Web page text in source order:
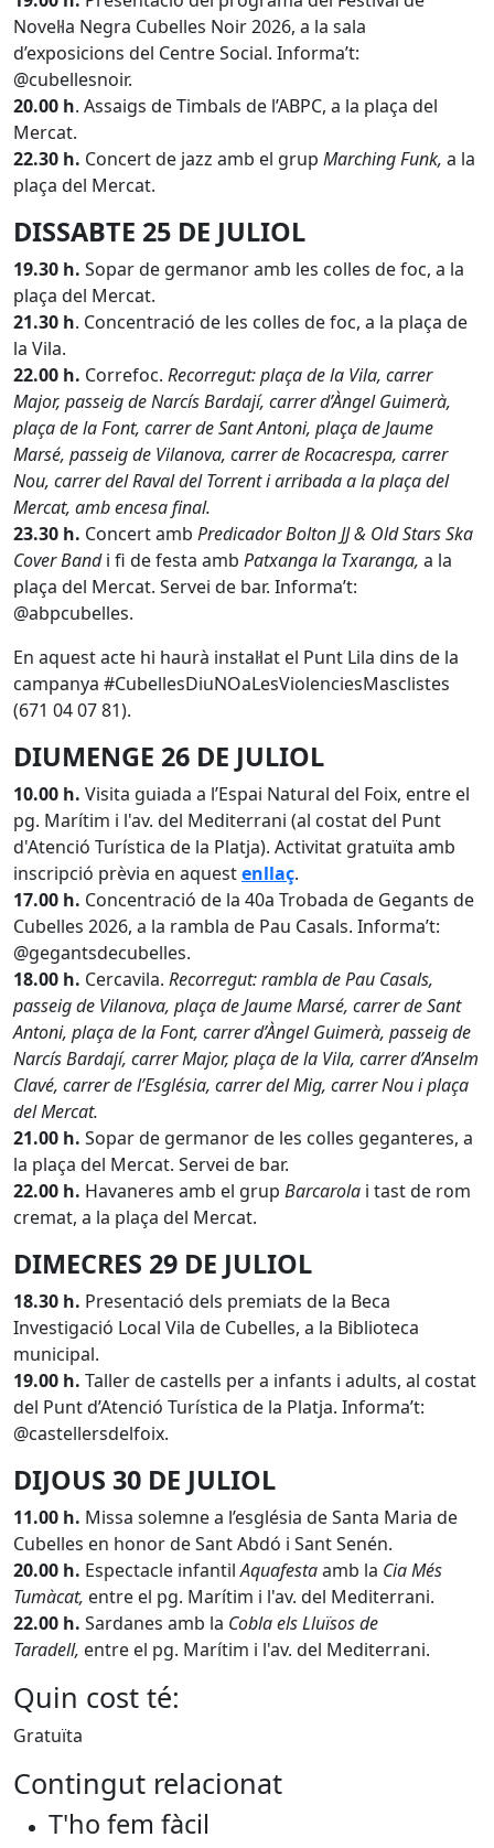
Novel·la Negra Cubelles Noir 2026, a la sala
d’exposicions del Centre Social. Informa’t:
@cubellesnoir.
20.00 h. Assaigs de Timbals de l’ABPC, a la plaça del
Mercat.
22.30 h. Concert de jazz amb el grup Marching Funk, a la
plaça del Mercat.
DISSABTE 25 DE JULIOL
19.30 h. Sopar de germanor amb les colles de foc, a la
plaça del Mercat.
21.30 h. Concentració de les colles de foc, a la plaça de
la Vila.
22.00 h. Correfoc. Recorregut: plaça de la Vila, carrer
Major, passeig de Narcís Bardají, carrer d’Àngel Guimerà,
plaça de la Font, carrer de Sant Antoni, plaça de Jaume
Marsé, passeig de Vilanova, carrer de Rocacrespa, carrer
Nou, carrer del Raval del Torrent i arribada a la plaça del
Mercat, amb encesa final.
23.30 h. Concert amb Predicador Bolton JJ & Old Stars Ska
Cover Bandi fi de festa amb Patxanga la Txaranga, a la
plaça del Mercat. Servei de bar. Informa’t:
@abpcubelles.
En aquest acte hi haurà instal·lat el Punt Lila dins de la
campanya #CubellesDiuNOaLesViolenciesMasclistes
(671 04 07 81).
DIUMENGE 26 DE JULIOL
10.00 h. Visita guiada a l’Espai Natural del Foix, entre el
pg. Marítim i l'av. del Mediterrani (al costat del Punt
d'Atenció Turística de la Platja). Activitat gratuïta amb
inscripció prèvia en aquestenllaç.
17.00 h. Concentració de la 40a Trobada de Gegants de
Cubelles 2026, a la rambla de Pau Casals. Informa’t:
@gegantsdecubelles.
18.00 h. Cercavila. Recorregut: rambla de Pau Casals,
passeig de Vilanova, plaça de Jaume Marsé, carrer de Sant
Antoni, plaça de la Font, carrer d’Àngel Guimerà, passeig de
Narcís Bardají, carrer Major, plaça de la Vila, carrer d’Anselm
Clavé, carrer de l’Església, carrer del Mig, carrer Nou i plaça
del Mercat.
21.00 h. Sopar de germanor de les colles geganteres, a
la plaça del Mercat. Servei de bar.
22.00 h. Havaneres amb el grup Barcarola i tast de rom
cremat, a la plaça del Mercat.
DIMECRES 29 DE JULIOL
18.30 h. Presentació dels premiats de la Beca
Investigació Local Vila de Cubelles, a la Biblioteca
municipal.
19.00 h. Taller de castells per a infants i adults, al costat
del Punt d’Atenció Turística de la Platja. Informa’t:
@castellersdelfoix.
DIJOUS 30 DE JULIOL
11.00 h. Missa solemne a l’església de Santa Maria de
Cubelles en honor de Sant Abdó i Sant Senén.
20.00 h. Espectacle infantilAquafestaamb la Cia Més
Tumàcat, entre el pg. Marítim i l'av. del Mediterrani.
22.00 h. Sardanes amb la Cobla els Lluïsos de
Taradell, entre el pg. Marítim i l'av. del Mediterrani.
Quin cost té:
Gratuïta
Contingut relacionat
T'ho fem fàcil